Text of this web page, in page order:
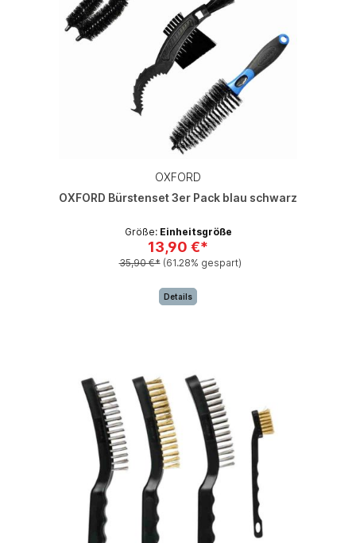
OXFORD
OXFORD Bürstenset 3er Pack blau schwarz
Größe: Einheitsgröße
13,90 €*
35,90 €* (61.28% gespart)
Details